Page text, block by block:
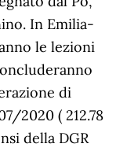
In Emilia-
le lezioni
di
2020 ( 212.78
della DGR